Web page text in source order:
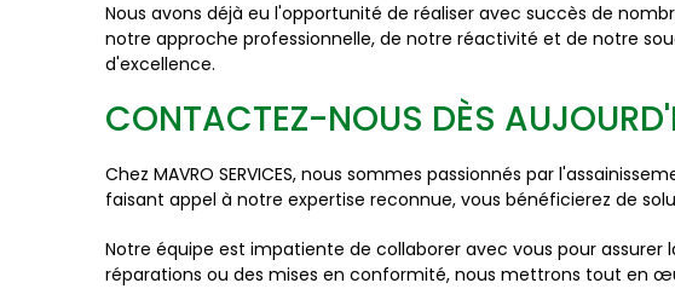
Nous avons déjà eu l'opportunité de réaliser avec succès de
notre approche professionnelle, de notre réactivité et de notre
d'excellence.
CONTACTEZ-NOUS DÈS
Chez MAVRO SERVICES, nous sommes passionnés par
faisant appel à notre expertise reconnue, vous bénéficierez de
Notre équipe est impatiente de collaborer avec vous pour
réparations ou des mises en conformité, nous mettrons tout en